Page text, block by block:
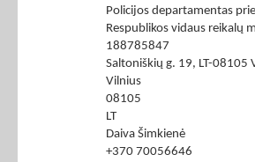
Policijos departamentas
Respublikos vidaus reikalų
188785847
Saltoniškių g. 19, LT-08105
Vilnius
08105
LT
Daiva Šimkienė
+370 70056646